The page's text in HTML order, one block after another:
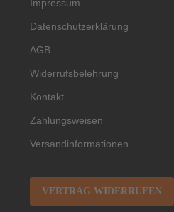
Impressum
Datenschutzerklärung
AGB
Widerrufsbelehrung
Kontakt
Zahlungsweisen
Versandinformationen
VERTRAG WIDERRUFEN